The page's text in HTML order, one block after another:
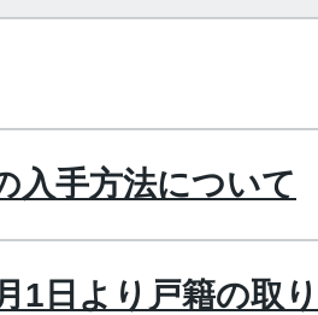
入手方法について
1日より戸籍の取